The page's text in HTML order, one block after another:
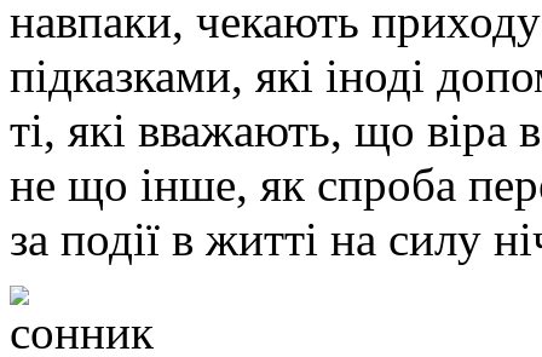
навпаки, чекають
підказками, які іноді
ті, які вважають, що віра
не що інше, як спроба
за події в житті на силу